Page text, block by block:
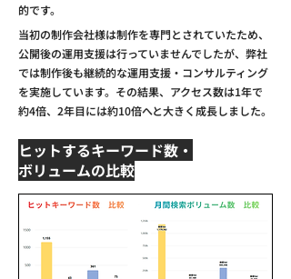
的です。
当初の制作会社様は制作を専門とされていたため、
公開後の運用支援は行っていませんでしたが、弊社
では制作後も継続的な運用支援・コンサルティング
を実施しています。その結果、アクセス数は1年で
約4倍、2年目には約10倍へと大きく成長しました。
ヒットするキーワード数・
ボリュームの比較